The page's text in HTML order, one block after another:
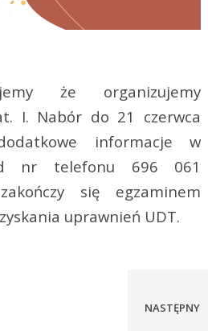
że organizujemy
I. Nabór do 21 czerwca
informacje w
nr telefonu 696 061
się egzaminem
uprawnień UDT.
NASTĘPNY